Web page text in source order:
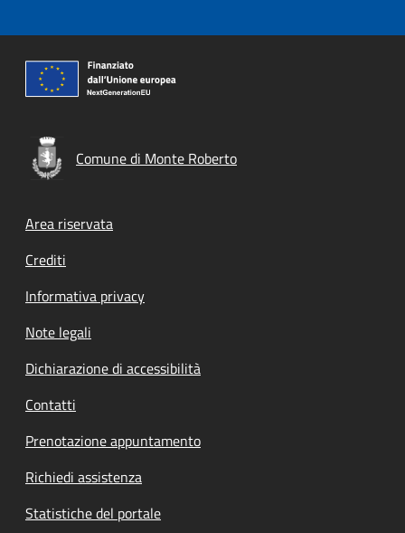
Comune di Monte Roberto
Footer menu
Area riservata
Crediti
Informativa privacy
Note legali
Dichiarazione di accessibilità
Contatti
Prenotazione appuntamento
Richiedi assistenza
Statistiche del portale